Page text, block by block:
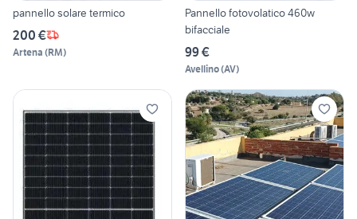
pannello solare termico
200 €
Artena (RM)
Pannello fotovolatico 460w
bifacciale
99 €
Avellino(AV)